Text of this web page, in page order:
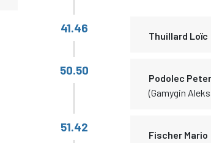
41.46
Thuillard Loïc
50.50
Podolec Peter
(Gamygin
51.42
Fischer Mario